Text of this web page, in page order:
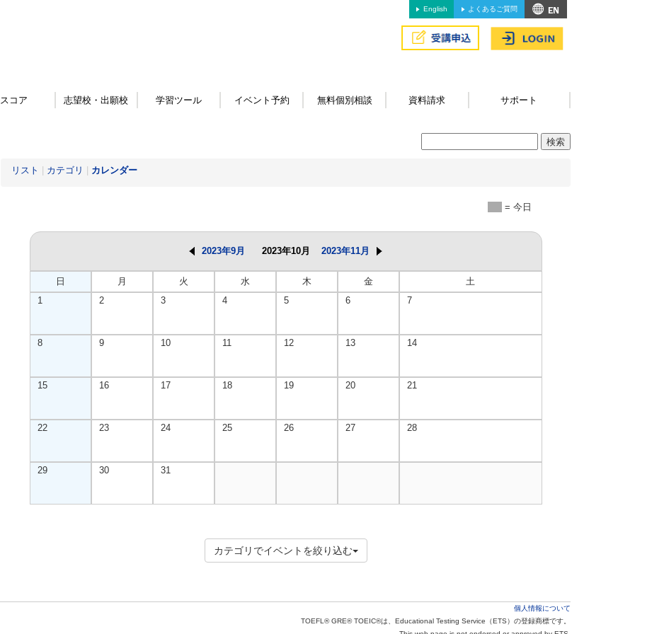
English よくあるご質問
スコア 志望校・出願校 学習ツール イベント予約 無料個別相談 資料請求 サポート
リスト カテゴリ カレンダー
= 今日
2023年9月 2023年10月 2023年11月
日 月 火 水 木 金
土
1
2 3 4 5 6 7
8 9 10 11 12 13 14
15 16 17 18 19 20 21
22 23 24 25 26 27 28
29 30 31
カテゴリでイベントを絞り込む
個人情報について
TOEFL® GRE® TOEIC®は、Educational Testing Service（ETS）の登録商標です。